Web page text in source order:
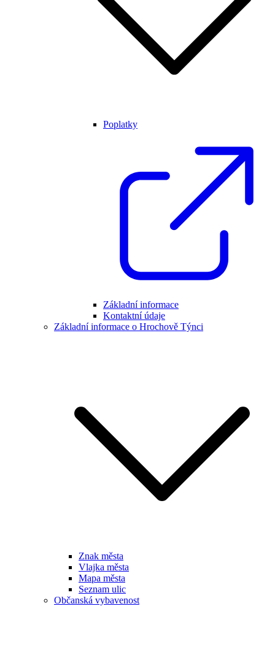
Poplatky
Základní informace
Kontaktní údaje
Základní informace o Hrochově Týnci
Znak města
Vlajka města
Mapa města
Seznam ulic
Občanská vybavenost